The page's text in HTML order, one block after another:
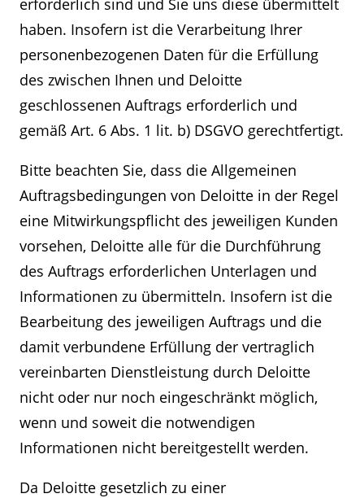
erforderlich sind und Sie uns diese übermittelt
haben. Insofern ist die Verarbeitung Ihrer
personenbezogenen Daten für die Erfüllung
des zwischen Ihnen und Deloitte
geschlossenen Auftrags erforderlich und
gemäß Art. 6 Abs. 1 lit. b) DSGVO gerechtfertigt.
Bitte beachten Sie, dass die Allgemeinen
Auftragsbedingungen von Deloitte in der Regel
eine Mitwirkungspflicht des jeweiligen Kunden
vorsehen, Deloitte alle für die Durchführung
des Auftrags erforderlichen Unterlagen und
Informationen zu übermitteln. Insofern ist die
Bearbeitung des jeweiligen Auftrags und die
damit verbundene Erfüllung der vertraglich
vereinbarten Dienstleistung durch Deloitte
nicht oder nur noch eingeschränkt möglich,
wenn und soweit die notwendigen
Informationen nicht bereitgestellt werden.
Da Deloitte gesetzlich zu einer